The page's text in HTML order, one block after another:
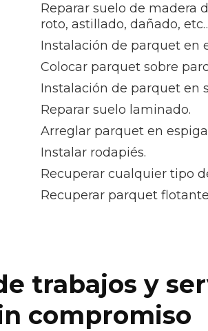
Reparar suelo de madera
roto, astillado, dañado,
Instalación de parquet en
Colocar parquet sobre
Instalación de parquet en
Reparar suelo laminado.
Arreglar parquet en
Instalar rodapiés.
Recuperar cualquier tipo
Recuperar parquet
trabajos y
compromiso